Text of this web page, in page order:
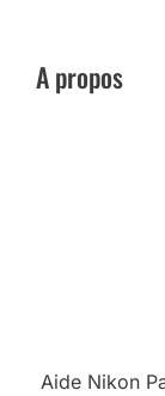
A propos
Aide Nikon